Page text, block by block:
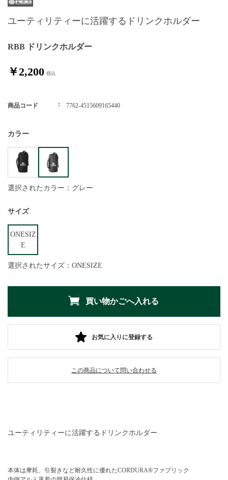
RBB ドリンクホルダー
ユーティリティーに活躍するドリンクホルダー
￥2,200
商品コード 7762-4515609165440
カラー
選択されたカラー：グレー
サイズ
ONESIZ
E
選択されたサイズ：ONESIZE
お気に入りに登録する
この商品について問い合わせる
ユーティリティーに活躍するドリンクホルダー
本体は摩耗、引裂きなど耐久性に優れたCORDURA®ファブリック